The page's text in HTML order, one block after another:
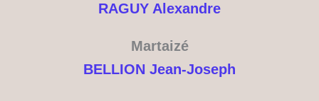
RAGUY Alexandre
Martaizé
BELLION Jean-Joseph